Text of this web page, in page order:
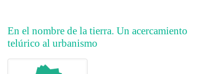
En el nombre de la tierra. Un acercamiento
telúrico al urbanismo
##plugins.themes.bootstrap3.article.main##